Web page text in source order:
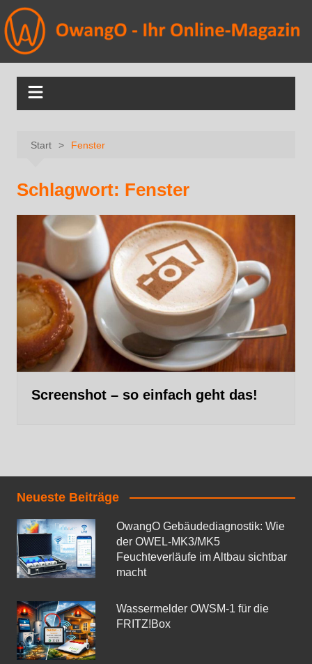
Start Fenster
Schlagwort: Fenster
Screenshot – so einfach geht das!
Neueste Beiträge
OwangO Gebäudediagnostik: Wie
der OWEL‑MK3/MK5
Feuchteverläufe im Altbau sichtbar
macht
Wassermelder OWSM‑1 für die
FRITZ!Box